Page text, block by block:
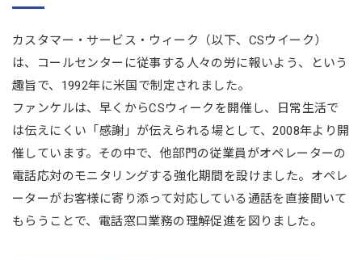
カスタマー・サービス・ウィーク（以下、CSウイーク）
は、コールセンターに従事する人々の労に報いよう、という
趣旨で、1992年に米国で制定されました。
ファンケルは、早くからCSウィークを開催し、日常生活で
は伝えにくい「感謝」が伝えられる場として、2008年より開
催しています。その中で、他部門の従業員がオペレーターの
電話応対のモニタリングする強化期間を設けました。オペレ
ーターがお客様に寄り添って対応している通話を直接聞いて
もらうことで、電話窓口業務の理解促進を図りました。